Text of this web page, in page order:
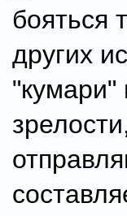
бояться
других
"кумари"